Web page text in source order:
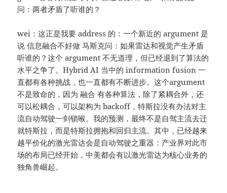
问：两者矛盾了听谁的？
wei：这正是我要 address 的：一个新近的 argument 是
说 信息融合不好做 马斯克问：如果雷达和视觉产生矛盾
听谁的？这个 argument 不无道理，但已经退到了算法的
水平之争了。Hybrid AI 当中的 information fusion 一
直都有各种挑战，也一直都有不断进步。这个argument
不是致命的，因为 融合 有各种算法，除了紧耦合外，还
可以松耦合，可以架构为 backoff，特斯拉没有办法对主
流自动驾驶一剑锁喉。我的预测，最终不是自驾主流去迁
就特斯拉，而是特斯拉拥抱和回归主流。其中，已经越来
越平价化的激光雷达会是自动驾驶之重器：产业界对此市
场的布局已经开始，中美都会有以激光雷达为核心业务的
独角兽崛起。